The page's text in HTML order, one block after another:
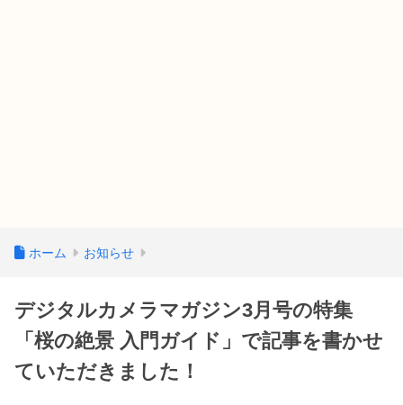
ホーム お知らせ
デジタルカメラマガジン3月号の特集
「桜の絶景 入門ガイド」で記事を書かせ
ていただきました！